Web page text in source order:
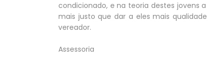
condicionado, e na teoria destes jovens
mais justo que dar a eles mais
vereador.
Assessoria